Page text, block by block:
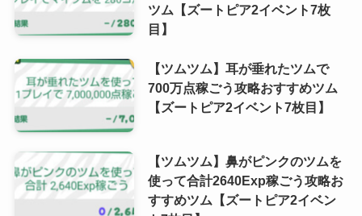
ツム【ズートピア2イベント7枚
目】
【ツムツム】耳が垂れたツムで
700万点稼ごう攻略おすすめツム
【ズートピア2イベント7枚目】
【ツムツム】鼻がピンクのツムを
使って合計2640Exp稼ごう攻略お
すすめツム【ズートピア2イベン